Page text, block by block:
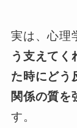
実は、心理
う支えてく
た時にどう
関係の質を
す。